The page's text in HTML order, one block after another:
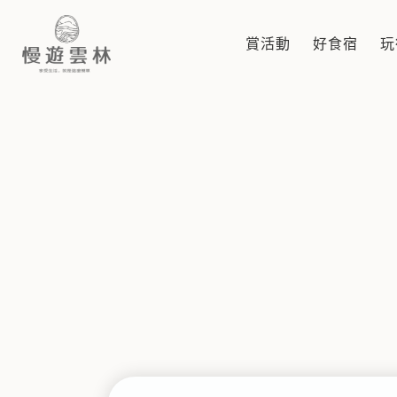
東勢
慢遊雲林，享受生活 就是這麼簡單
賞活動 好食宿